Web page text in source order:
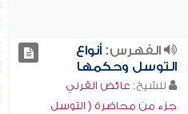
الفهرس:أنواع
التوسل وحكمها
للشيخ: عائض القرني
جزء من محاضرة ( التوسل